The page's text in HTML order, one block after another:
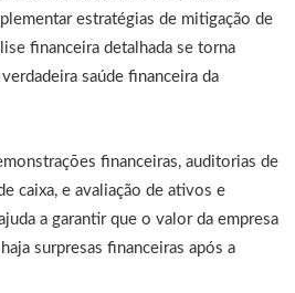
estratégias de mitigação de
financeira detalhada se torna
saúde financeira da
financeiras, auditorias de
caixa, e avaliação de ativos e
a garantir que o valor da empresa
surpresas financeiras após a